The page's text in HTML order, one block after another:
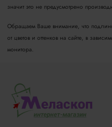
значит это не предусмотрено
Обращаем Ваше внимание, что
от цветов и оттенков на сайте, в
монитора.